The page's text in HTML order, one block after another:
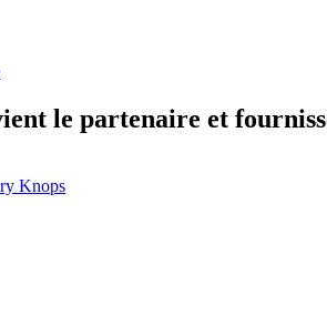
le partenaire et
Knops